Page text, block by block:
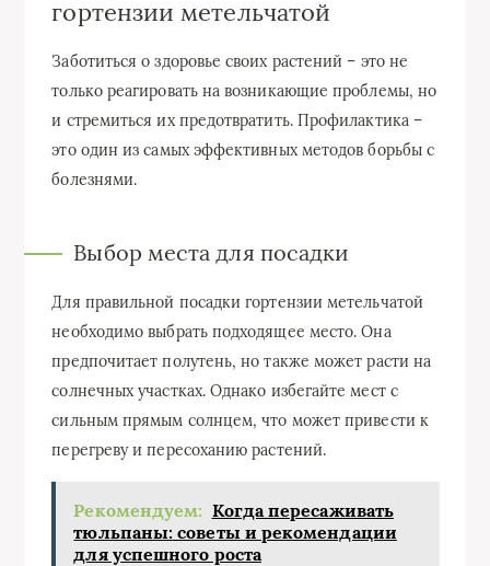
гортензии метельчатой
Заботиться о здоровье своих растений – это не
только реагировать на возникающие проблемы, но
и стремиться их предотвратить. Профилактика –
это один из самых эффективных методов борьбы с
болезнями.
Выбор места для посадки
Для правильной посадки гортензии метельчатой
необходимо выбрать подходящее место. Она
предпочитает полутень, но также может расти на
солнечных участках. Однако избегайте мест с
сильным прямым солнцем, что может привести к
перегреву и пересоханию растений.
Рекомендуем: Когда пересаживать
тюльпаны: советы и рекомендации
для успешного роста